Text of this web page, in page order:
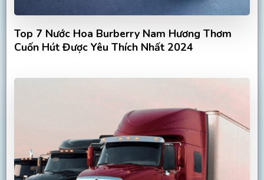
Top 7 Nước Hoa Burberry Nam Hương Thơm
Cuốn Hút Được Yêu Thích Nhất 2024